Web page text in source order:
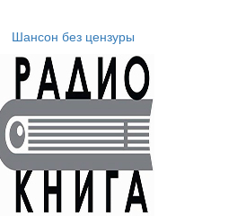
Шансон без цензуры